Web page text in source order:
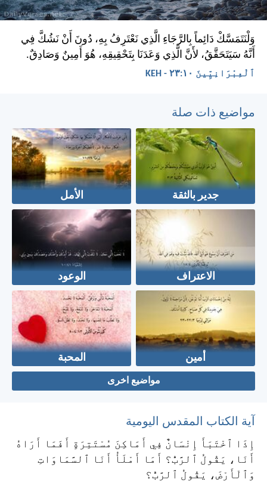
وَلْنَتَمَسَّكْ دَائِماً بِالرَّجَاءِ الَّذِي نَعْتَرِفُ بِهِ، دُونَ أَنْ نَشُكَّ فِي
أَنَّهُ سَيَتَحَقَّقُ، لأَنَّ الَّذِي وَعَدَنَا بِتَحْقِيقِهِ، هُوَ أَمِينٌ وَصَادِقٌ.
ٱلْعِبْرَانِيِّينَ ١٠:‏٢٣ - KEH
مواضيع ذات صلة
جدير بالثقة الأمل
الاعتراف الوعود
أمين المحبة
مواضيع اخرى
آية الكتاب المقدس اليومية
إِذَا ٱخْتَبَأَ إِنْسَانٌ فِي أَمَاكِنَ مُسْتَتِرَةٍ أَفَمَا أَرَاهُ
أَنَا، يَقُولُ ٱلرَّبُّ؟ أَمَا أَمْلَأُ أَنَا ٱلسَّمَاوَاتِ
وَٱلْأَرْضَ، يَقُولُ ٱلرَّبُّ؟